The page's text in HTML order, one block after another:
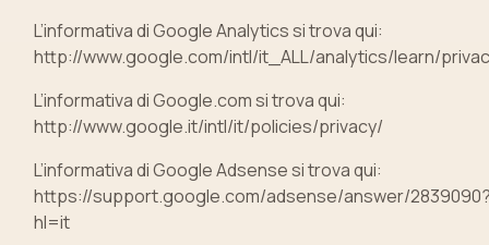
L’informativa di Google Analytics si trova qui:
http://www.google.com/intl/it_ALL/analytics/learn/
L’informativa di Google.com si trova qui:
http://www.google.it/intl/it/policies/privacy/
L’informativa di Google Adsense si trova qui:
https://support.google.com/adsense/answer/
hl=it